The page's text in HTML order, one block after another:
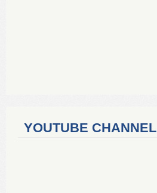
YOUTUBE CHANNEL